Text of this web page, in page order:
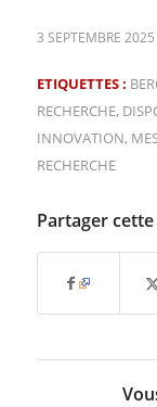
3 SEPTEMBRE 2025
ETIQUETTES :
RECHERCHE,
INNOVATION,
RECHERCHE
Partager